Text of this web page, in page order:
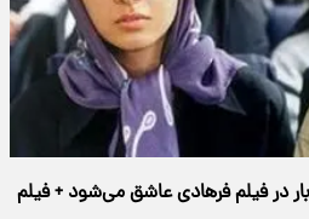
در فیلم فرهادی عاشق می‌شود + فیلم